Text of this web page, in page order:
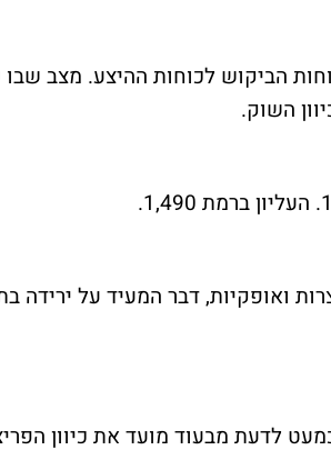
הביקוש לכוחות ההיצע. מצב
השוק.
צרות ואופקיות, דבר המעיד על